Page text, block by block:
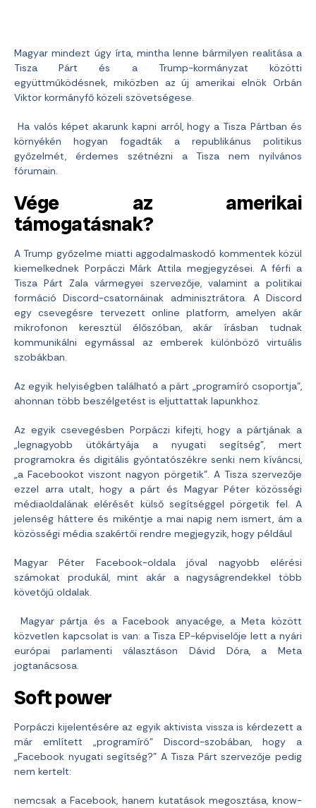
Magyar mindezt úgy írta, mintha lenne bármilyen realitása a
Tisza Párt és a Trump-kormányzat közötti
együttműködésnek, miközben az új amerikai elnök Orbán
Viktor kormányfő közeli szövetségese.
Ha valós képet akarunk kapni arról, hogy a Tisza Pártban és
környékén hogyan fogadták a republikánus politikus
győzelmét, érdemes szétnézni a Tisza nem nyilvános
fórumain.
Vége az amerikai
támogatásnak?
A Trump győzelme miatti aggodalmaskodó kommentek közül
kiemelkednek Porpáczi Márk Attila megjegyzései. A férfi a
Tisza Párt Zala vármegyei szervezője, valamint a politikai
formáció Discord-csatornáinak adminisztrátora. A Discord
egy csevegésre tervezett online platform, amelyen akár
mikrofonon keresztül élőszóban, akár írásban tudnak
kommunikálni egymással az emberek különböző virtuális
szobákban.
Az egyik helyiségben található a párt „programíró csoportja”,
ahonnan több beszélgetést is eljuttattak lapunkhoz.
Az egyik csevegésben Porpáczi kifejti, hogy a pártjának a
„legnagyobb ütőkártyája a nyugati segítség”, mert
programokra és digitális gyóntatószékre senki nem kíváncsi,
„a Facebookot viszont nagyon pörgetik”. A Tisza szervezője
ezzel arra utalt, hogy a párt és Magyar Péter közösségi
médiaoldalának elérését külső segítséggel pörgetik fel. A
jelenség háttere és mikéntje a mai napig nem ismert, ám a
közösségi média szakértői rendre megjegyzik, hogy például
Magyar Péter Facebook-oldala jóval nagyobb elérési
számokat produkál, mint akár a nagyságrendekkel több
követőjű oldalak.
Magyar pártja és a Facebook anyacége, a Meta között
közvetlen kapcsolat is van: a Tisza EP-képviselője lett a nyári
európai parlamenti választáson Dávid Dóra, a Meta
jogtanácsosa.
Soft power
Porpáczi kijelentésére az egyik aktivista vissza is kérdezett a
már említett „programíró” Discord-szobában, hogy a
„Facebook nyugati segítség?” A Tisza Párt szervezője pedig
nem kertelt:
nemcsak a Facebook, hanem kutatások megosztása, know-